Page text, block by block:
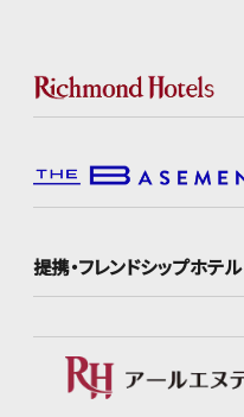
提携・フレンドシップホテル